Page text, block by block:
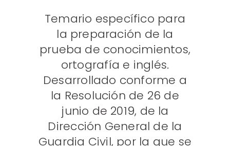
Temario específico para
la preparación de la
prueba de conocimientos,
ortografía e inglés.
Desarrollado conforme a
la Resolución de 26 de
junio de 2019, de la
Dirección General de la
Guardia Civil, por la que se